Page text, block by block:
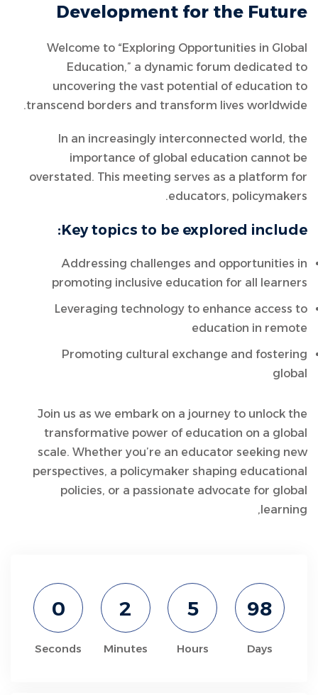
Development for the Future
Welcome to “Exploring Opportunities in Global
Education,” a dynamic forum dedicated to
uncovering the vast potential of education to
transcend borders and transform lives worldwide.
In an increasingly interconnected world, the
importance of global education cannot be
overstated. This meeting serves as a platform for
educators, policymakers.
Key topics to be explored include:
Addressing challenges and opportunities in
promoting inclusive education for all learners
Leveraging technology to enhance access to
education in remote
Promoting cultural exchange and fostering
global
Join us as we embark on a journey to unlock the
transformative power of education on a global
scale. Whether you’re an educator seeking new
perspectives, a policymaker shaping educational
policies, or a passionate advocate for global
learning,
98
Days
5
Hours
2
Minutes
0
Seconds